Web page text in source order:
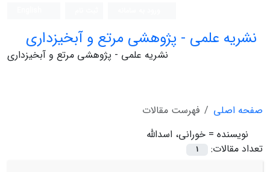
نشریه علمی - پژوهشی مرتع و آبخیزداری
نشریه علمی - پژوهشی مرتع و آبخیزداری
صفحه اصلی
فهرست مقالات
نویسنده = خورانی، اسدالله
تعداد مقالات:
1